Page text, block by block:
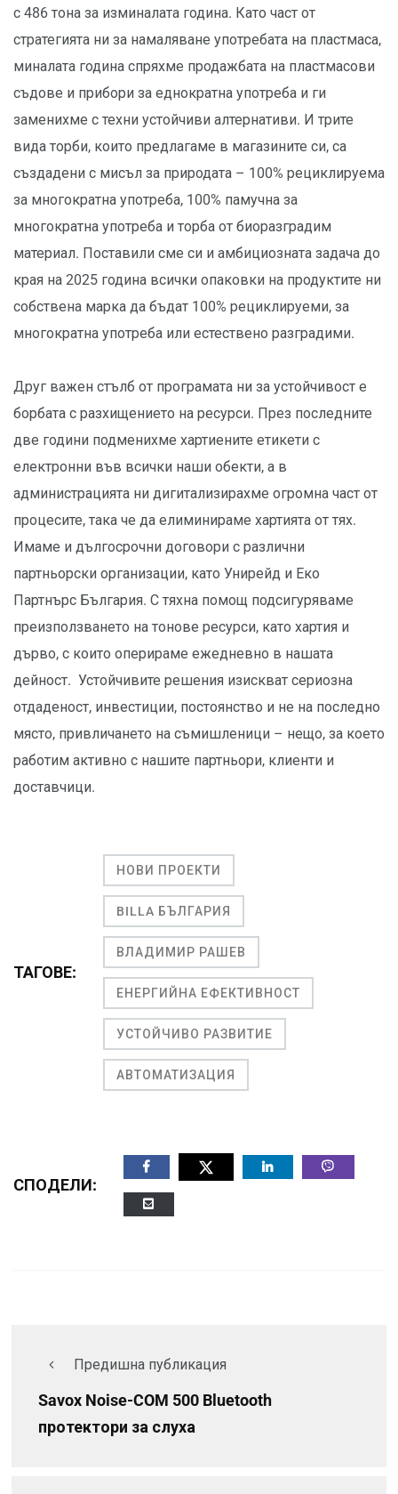
с 486 тона за изминалата година. Като част от
стратегията ни за намаляване употребата на пластмаса,
миналата година спряхме продажбата на пластмасови
съдове и прибори за еднократна употреба и ги
заменихме с техни устойчиви алтернативи. И трите
вида торби, които предлагаме в магазините си, са
създадени с мисъл за природата – 100% рециклируема
за многократна употреба, 100% памучна за
многократна употреба и торба от биоразградим
материал. Поставили сме си и амбициозната задача до
края на 2025 година всички опаковки на продуктите ни
собствена марка да бъдат 100% рециклируеми, за
многократна употреба или естествено разградими.
Друг важен стълб от програмата ни за устойчивост е
борбата с разхищението на ресурси. През последните
две години подменихме хартиените етикети с
електронни във всички наши обекти, а в
администрацията ни дигитализирахме огромна част от
процесите, така че да елиминираме хартията от тях.
Имаме и дългосрочни договори с различни
партньорски организации, като Унирейд и Еко
Партнърс България. С тяхна помощ подсигуряваме
преизползването на тонове ресурси, като хартия и
дърво, с които оперираме ежедневно в нашата
дейност. Устойчивите решения изискват сериозна
отдаденост, инвестиции, постоянство и не на последно
място, привличането на съмишленици – нещо, за което
работим активно с нашите партньори, клиенти и
доставчици.
ТАГОВЕ:
НОВИ ПРОЕКТИ
BILLA БЪЛГАРИЯ
ВЛАДИМИР РАШЕВ
ЕНЕРГИЙНА ЕФЕКТИВНОСТ
УСТОЙЧИВО РАЗВИТИЕ
АВТОМАТИЗАЦИЯ
СПОДЕЛИ:
Предишна публикация
Savox Noise-COM 500 Bluetooth
протектори за слуха